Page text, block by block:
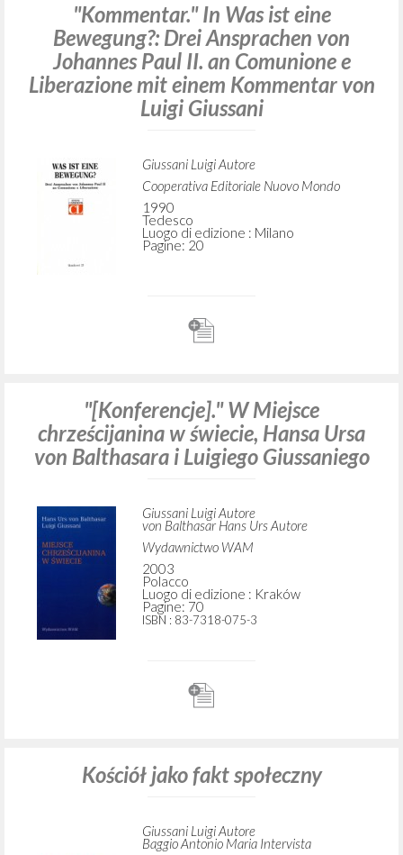
"Kommentar." In Was ist eine
Bewegung?: Drei Ansprachen von
Johannes Paul II. an Comunione e
Liberazione mit einem Kommentar von
Luigi Giussani
Giussani Luigi Autore
Cooperativa Editoriale Nuovo Mondo
1990
Tedesco
Luogo di edizione : Milano
Pagine: 20
"[Konferencje]." W Miejsce
chrześcijanina w świecie, Hansa Ursa
von Balthasara i Luigiego Giussaniego
Giussani Luigi Autore
von Balthasar Hans Urs Autore
Wydawnictwo WAM
2003
Polacco
Luogo di edizione : Kraków
Pagine: 70
ISBN : 83-7318-075-3
Kościół jako fakt społeczny
Giussani Luigi Autore
Baggio Antonio Maria Intervista